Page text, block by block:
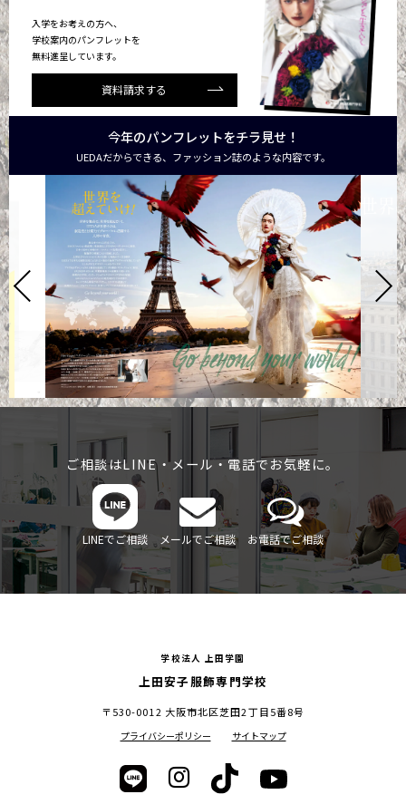
入学をお考えの方へ、
学校案内のパンフレットを
無料進呈しています。
資料請求する
今年のパンフレットをチラ見せ！
UEDAだからできる、ファッション誌のような内容です。
ご相談はLINE・メール・電話でお気軽に。
LINEでご相談 メールでご相談 お電話でご相談
学校法人 上田学園
上田安子服飾専門学校
〒530-0012 大阪市北区芝田2丁目5番8号
プライバシーポリシー サイトマップ